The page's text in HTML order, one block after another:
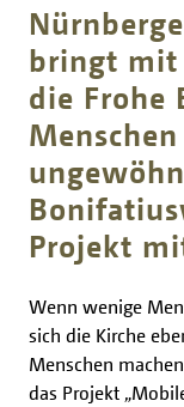
bringt mit
die Frohe
Projekt
Wenn wenige
sich die Kirche
Menschen
das Projekt